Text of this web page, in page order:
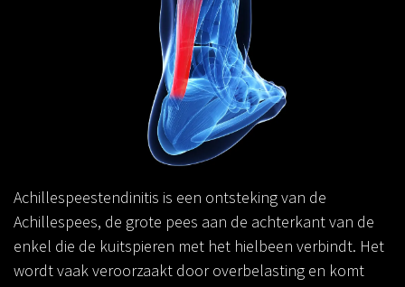
Achillespeestendinitis is een ontsteking van de
Achillespees, de grote pees aan de achterkant van de
enkel die de kuitspieren met het hielbeen verbindt. Het
wordt vaak veroorzaakt door overbelasting en komt